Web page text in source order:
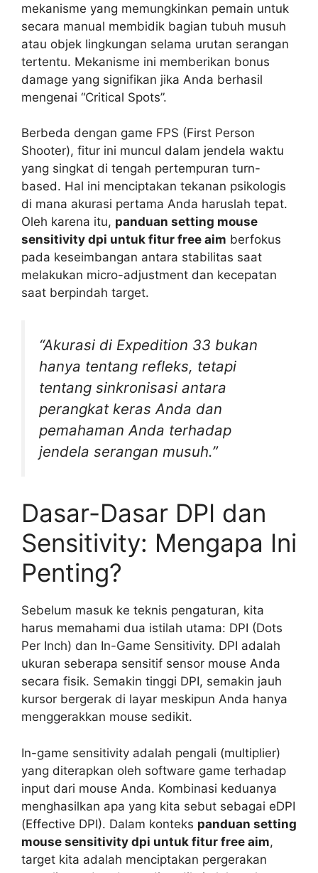
mekanisme yang memungkinkan pemain untuk
secara manual membidik bagian tubuh musuh
atau objek lingkungan selama urutan serangan
tertentu. Mekanisme ini memberikan bonus
damage yang signifikan jika Anda berhasil
mengenai “Critical Spots”.
Berbeda dengan game FPS (First Person
Shooter), fitur ini muncul dalam jendela waktu
yang singkat di tengah pertempuran turn-
based. Hal ini menciptakan tekanan psikologis
di mana akurasi pertama Anda haruslah tepat.
Oleh karena itu, panduan setting mouse
sensitivity dpi untuk fitur free aim berfokus
pada keseimbangan antara stabilitas saat
melakukan micro-adjustment dan kecepatan
saat berpindah target.
“Akurasi di Expedition 33 bukan
hanya tentang refleks, tetapi
tentang sinkronisasi antara
perangkat keras Anda dan
pemahaman Anda terhadap
jendela serangan musuh.”
Dasar-Dasar DPI dan
Sensitivity: Mengapa Ini
Penting?
Sebelum masuk ke teknis pengaturan, kita
harus memahami dua istilah utama: DPI (Dots
Per Inch) dan In-Game Sensitivity. DPI adalah
ukuran seberapa sensitif sensor mouse Anda
secara fisik. Semakin tinggi DPI, semakin jauh
kursor bergerak di layar meskipun Anda hanya
menggerakkan mouse sedikit.
In-game sensitivity adalah pengali (multiplier)
yang diterapkan oleh software game terhadap
input dari mouse Anda. Kombinasi keduanya
menghasilkan apa yang kita sebut sebagai eDPI
(Effective DPI). Dalam konteks panduan setting
mouse sensitivity dpi untuk fitur free aim,
target kita adalah menciptakan pergerakan